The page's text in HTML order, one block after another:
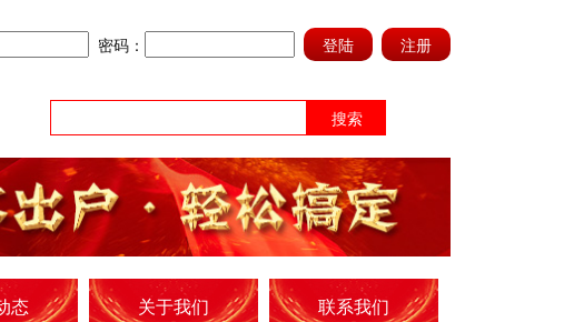
密码：
态 关于我们 联系我们